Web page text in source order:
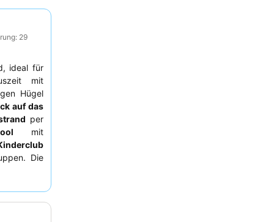
29
ideal für
mit
Hügel
auf das
per
mit
Die